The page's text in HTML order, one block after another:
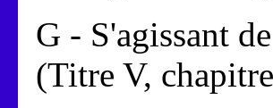
G - S'agissant
(Titre V,